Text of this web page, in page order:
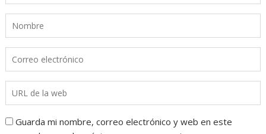
Guarda mi nombre, correo electrónico y web en este